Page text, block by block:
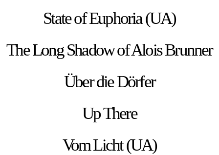
State of Euphoria (UA)
The Long Shadow of Alois Brunner
Über die Dörfer
Up There
Vom Licht (UA)